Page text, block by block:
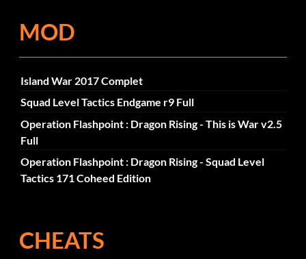
MOD
Island War 2017 Complet
Squad Level Tactics Endgame r9 Full
Operation Flashpoint : Dragon Rising - This is War v2.5
Full
Operation Flashpoint : Dragon Rising - Squad Level
Tactics 171 Coheed Edition
CHEATS